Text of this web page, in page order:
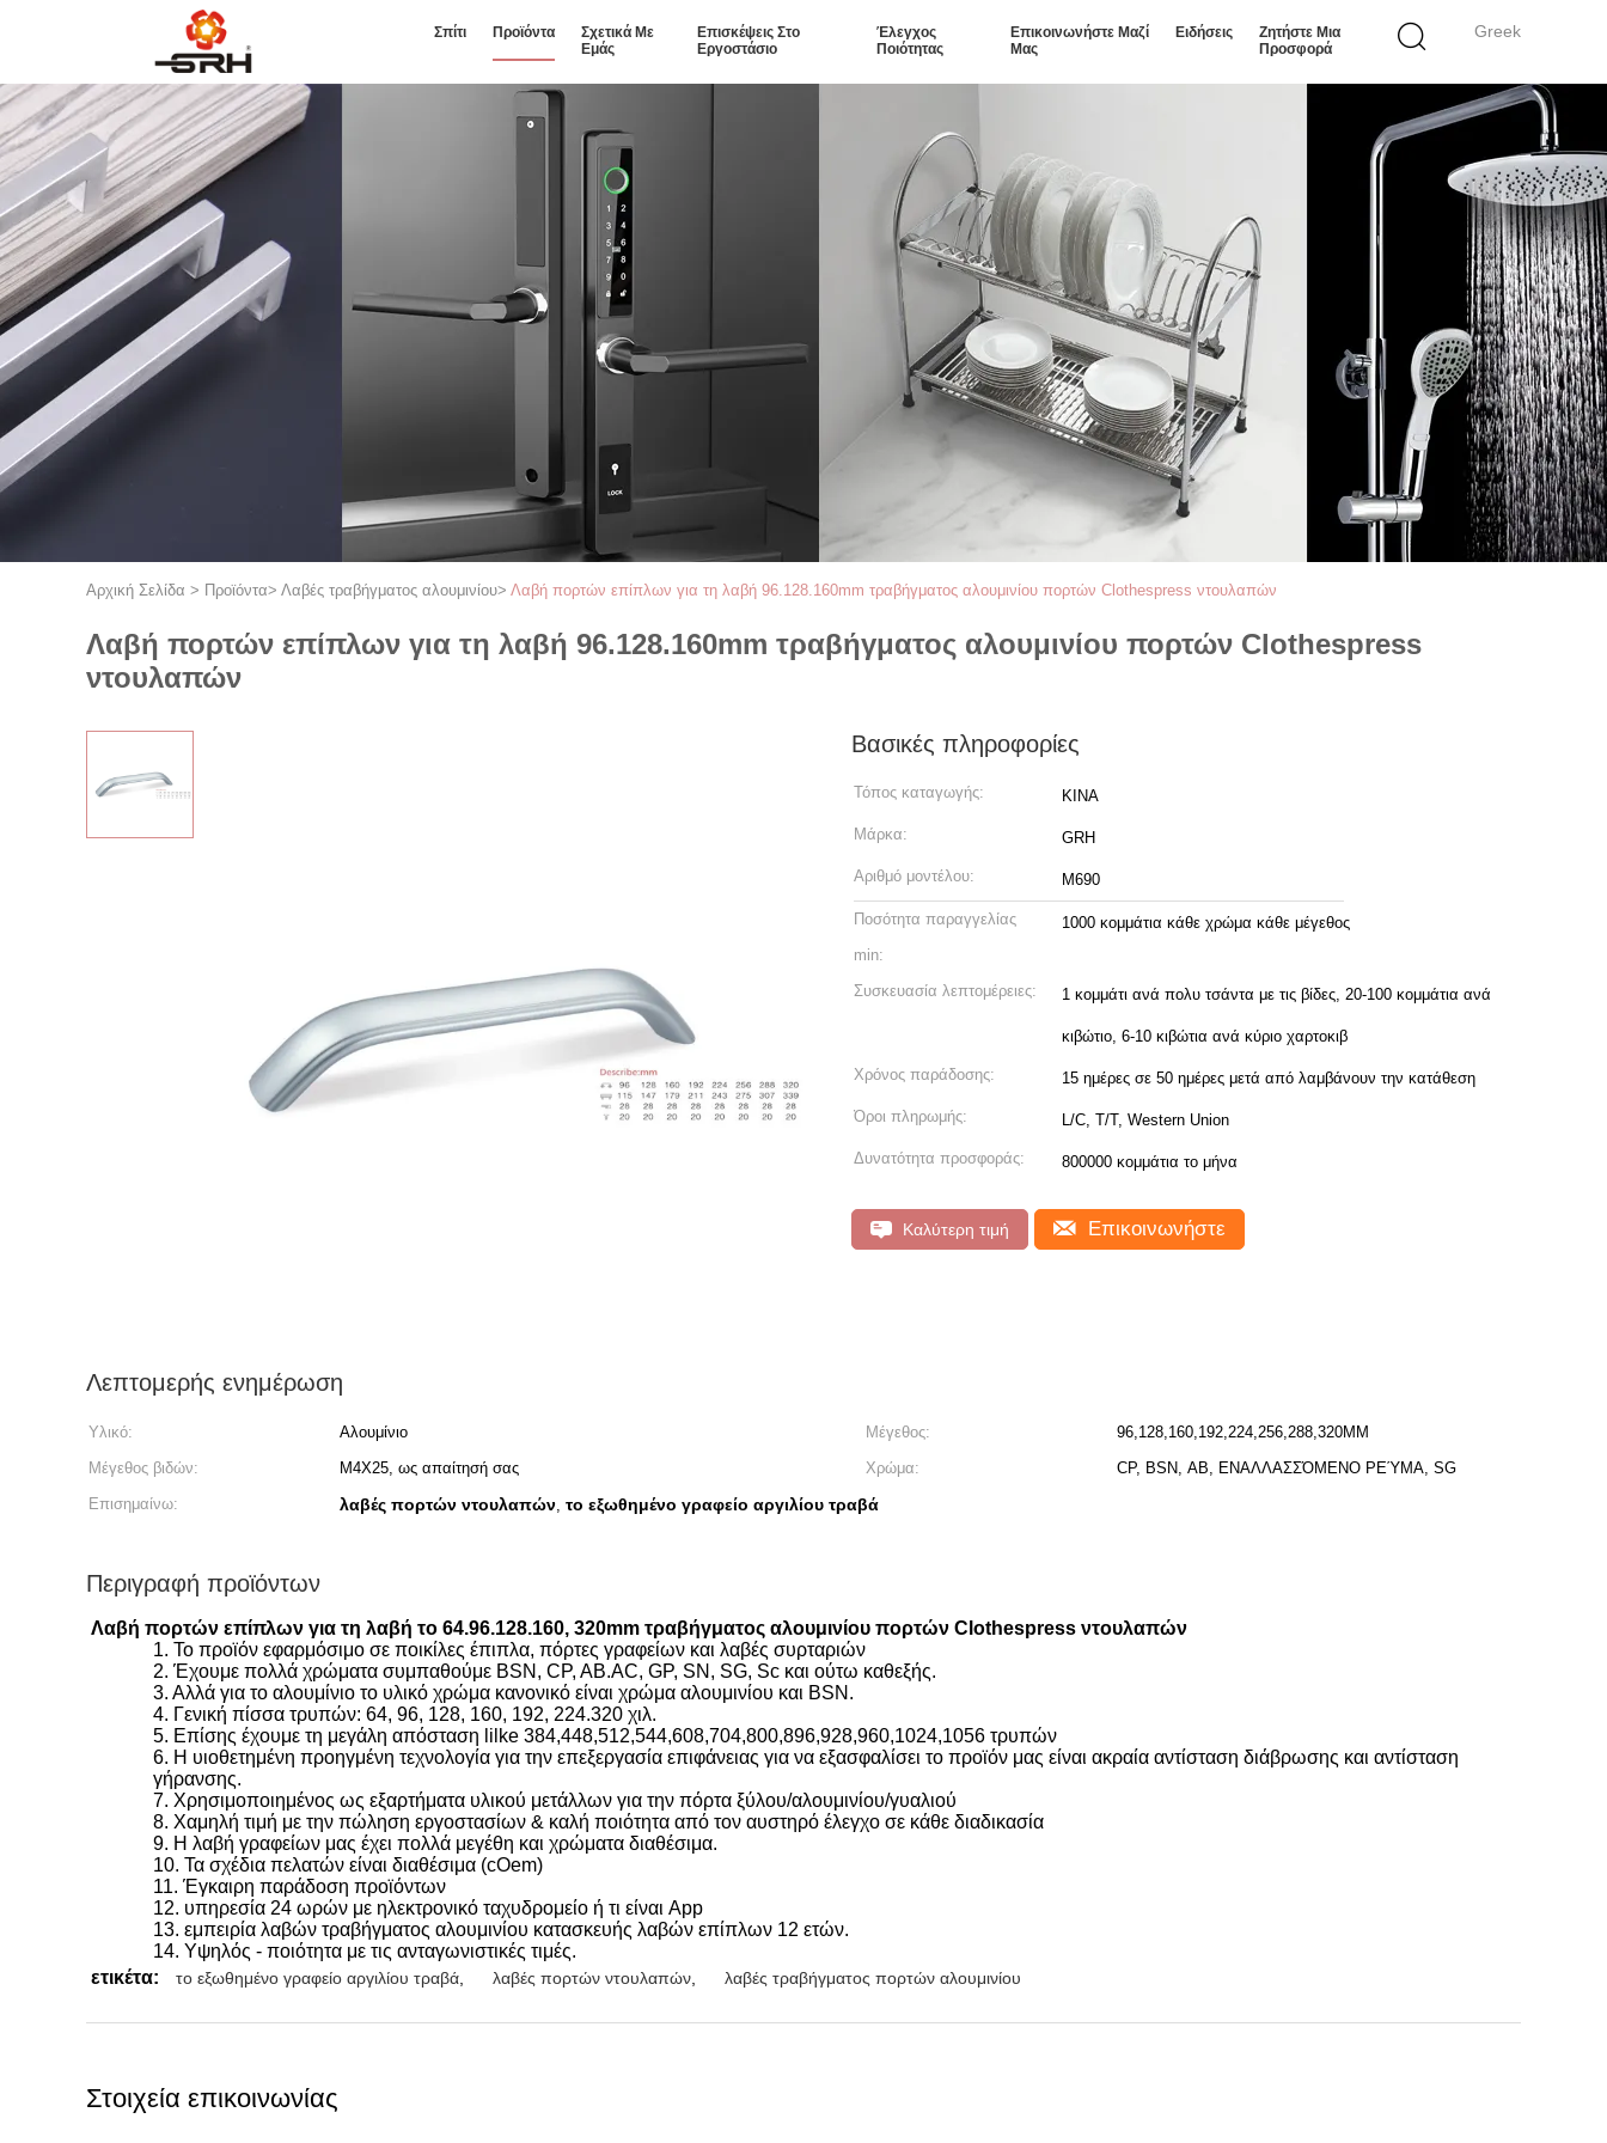
Greek
Σπίτι Προϊόντα
Σχετικά Με
Εμάς
Επισκέψεις Στο
Εργοστάσιο
Έλεγχος
Ποιότητας
Επικοινωνήστε Μαζί
Μας
Ειδήσεις
Ζητήστε Μια
Προσφορά
Αρχική Σελίδα > Προϊόντα> Λαβές τραβήγματος αλουμινίου> Λαβή πορτών επίπλων για τη λαβή 96.128.160mm τραβήγματος αλουμινίου πορτών Clothespress ντουλαπών
Λαβή πορτών επίπλων για τη λαβή 96.128.160mm τραβήγματος αλουμινίου πορτών Clothespress
ντουλαπών
Βασικές πληροφορίες
Τόπος καταγωγής: ΚΙΝΑ
Μάρκα: GRH
Αριθμό μοντέλου: M690
Ποσότητα παραγγελίας
min:
1000 κομμάτια κάθε χρώμα κάθε μέγεθος
Συσκευασία λεπτομέρειες: 1 κομμάτι ανά πολυ τσάντα με τις βίδες, 20-100 κομμάτια ανά
κιβώτιο, 6-10 κιβώτια ανά κύριο χαρτοκιβ
Χρόνος παράδοσης: 15 ημέρες σε 50 ημέρες μετά από λαμβάνουν την κατάθεση
Όροι πληρωμής: L/C, T/T, Western Union
Δυνατότητα προσφοράς: 800000 κομμάτια το μήνα
Καλύτερη τιμή Επικοινωνήστε
Λεπτομερής ενημέρωση
Υλικό: Αλουμίνιο Μέγεθος:
96,128,160,192,224,256,288,320MM
Μέγεθος βιδών:
M4X25, ως απαίτησή σας Χρώμα:
CP, BSN, ΑΒ, ΕΝΑΛΛΑΣΣΌΜΕΝΟ ΡΕΎΜΑ, SG
Επισημαίνω:
λαβές πορτών ντουλαπών, το εξωθημένο γραφείο αργιλίου τραβά
Περιγραφή προϊόντων
Λαβή πορτών επίπλων για τη λαβή το 64.96.128.160, 320mm τραβήγματος αλουμινίου πορτών Clothespress ντουλαπών
1. Το προϊόν εφαρμόσιμο σε ποικίλες έπιπλα, πόρτες γραφείων και λαβές συρταριών
2. Έχουμε πολλά χρώματα συμπαθούμε BSN, CP, AB.AC, GP, SN, SG, Sc και ούτω καθεξής.
3. Αλλά για το αλουμίνιο το υλικό χρώμα κανονικό είναι χρώμα αλουμινίου και BSN.
4. Γενική πίσσα τρυπών: 64, 96, 128, 160, 192, 224.320 χιλ.
5. Επίσης έχουμε τη μεγάλη απόσταση lilke 384,448,512,544,608,704,800,896,928,960,1024,1056 τρυπών
6. Η υιοθετημένη προηγμένη τεχνολογία για την επεξεργασία επιφάνειας για να εξασφαλίσει το προϊόν μας είναι ακραία αντίσταση διάβρωσης και αντίσταση
γήρανσης.
7. Χρησιμοποιημένος ως εξαρτήματα υλικού μετάλλων για την πόρτα ξύλου/αλουμινίου/γυαλιού
8. Χαμηλή τιμή με την πώληση εργοστασίων & καλή ποιότητα από τον αυστηρό έλεγχο σε κάθε διαδικασία
9. Η λαβή γραφείων μας έχει πολλά μεγέθη και χρώματα διαθέσιμα.
10. Τα σχέδια πελατών είναι διαθέσιμα (cOem)
11. Έγκαιρη παράδοση προϊόντων
12. υπηρεσία 24 ωρών με ηλεκτρονικό ταχυδρομείο ή τι είναι App
13. εμπειρία λαβών τραβήγματος αλουμινίου κατασκευής λαβών επίπλων 12 ετών.
14. Υψηλός - ποιότητα με τις ανταγωνιστικές τιμές.
ετικέτα:
το εξωθημένο γραφείο αργιλίου τραβά λαβές πορτών ντουλαπών λαβές τραβήγματος πορτών αλουμινίου
Στοιχεία επικοινωνίας